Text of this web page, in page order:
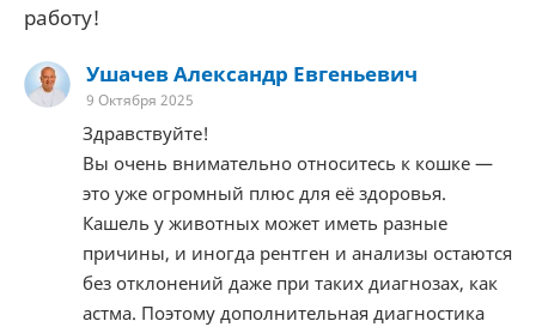
работу!
Ушачев Александр Евгеньевич
9 Октября 2025
Здравствуйте!
Вы очень внимательно относитесь к кошке —
это уже огромный плюс для её здоровья.
Кашель у животных может иметь разные
причины, и иногда рентген и анализы остаются
без отклонений даже при таких диагнозах, как
астма. Поэтому дополнительная диагностика